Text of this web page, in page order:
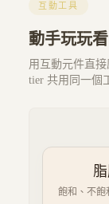
互動工具
動手玩玩看
用互動元件直
tier 共用同一個
飽和、不飽